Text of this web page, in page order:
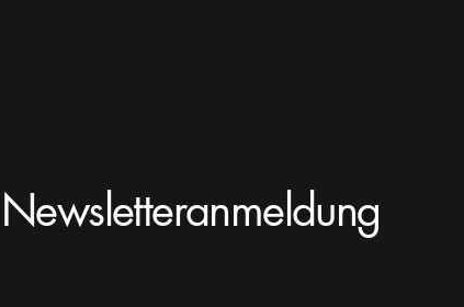
Newsletteranmeldung